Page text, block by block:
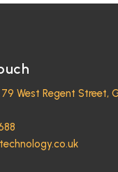
79 West Regent Street,